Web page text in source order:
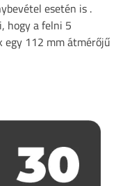
esetén is .
hogy a felni 5
112 mm átmérőjű